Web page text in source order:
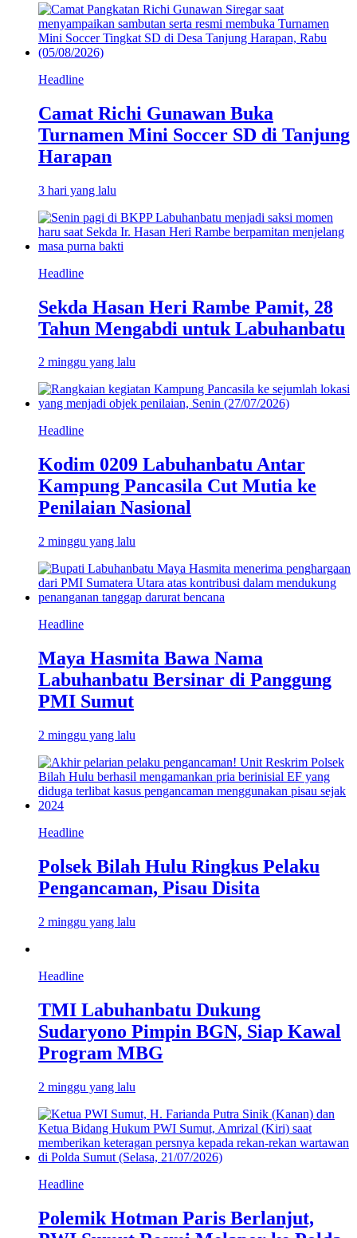
Headline
Camat Richi Gunawan Buka
Turnamen Mini Soccer SD di Tanjung
Harapan
3 hari yang lalu
Headline
Sekda Hasan Heri Rambe Pamit, 28
Tahun Mengabdi untuk Labuhanbatu
2 minggu yang lalu
Headline
Kodim 0209 Labuhanbatu Antar
Kampung Pancasila Cut Mutia ke
Penilaian Nasional
2 minggu yang lalu
Headline
Maya Hasmita Bawa Nama
Labuhanbatu Bersinar di Panggung
PMI Sumut
2 minggu yang lalu
Headline
Polsek Bilah Hulu Ringkus Pelaku
Pengancaman, Pisau Disita
2 minggu yang lalu
Headline
TMI Labuhanbatu Dukung
Sudaryono Pimpin BGN, Siap Kawal
Program MBG
2 minggu yang lalu
Headline
Polemik Hotman Paris Berlanjut,